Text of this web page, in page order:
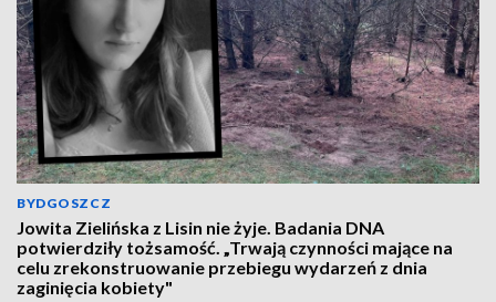
BYDGOSZCZ
Jowita Zielińska z Lisin nie żyje. Badania DNA
potwierdziły tożsamość. „Trwają czynności mające na
celu zrekonstruowanie przebiegu wydarzeń z dnia
zaginięcia kobiety"